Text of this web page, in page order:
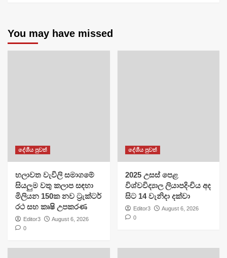
You may have missed
දේශීය පුවත්
හලාවත වැවිලි සමාගමේ
සියලුම වතු කලාප සඳහා
මිලියන 150ක නව ට්‍රැක්ටර්
රථ සහ කෘෂි උපකරණ
Editor3
August 6, 2026
0
දේශීය පුවත්
​2025 උසස් පෙළ
විශ්වවිද්‍යාල ලියාපදිංචිය අද
සිට 14 වැනිදා දක්වා
Editor3
August 6, 2026
0